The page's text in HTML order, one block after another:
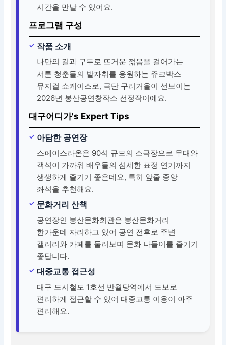
시간을 만날 수 있어요.
프로그램 구성
작품 소개
나만의 길과 구두로 뜨거운 젊음을 걸어가는
서툰 청춘들의 발자취를 응원하는 쥬크박스
뮤지컬 쇼케이스로, 극단 구리거울이 선보이는
2026년 봉산공연창작소 선정작이에요.
대구어디가's Expert Tips
아담한 공연장
스페이스라온은 90석 규모의 소극장으로 무대와
객석이 가까워 배우들의 섬세한 표정 연기까지
생생하게 즐기기 좋은데요, 특히 앞줄 중앙
좌석을 추천해요.
문화거리 산책
공연장인 봉산문화회관은 봉산문화거리
한가운데 자리하고 있어 공연 전후로 주변
갤러리와 카페를 둘러보며 문화 나들이를 즐기기
좋답니다.
대중교통 접근성
대구 도시철도 1호선 반월당역에서 도보로
편리하게 접근할 수 있어 대중교통 이용이 아주
편리해요.